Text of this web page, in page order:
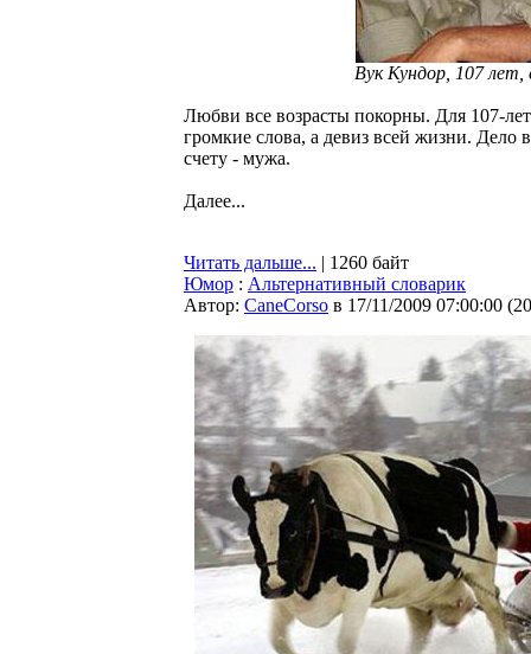
Вук Кундор, 107
Любви все возрасты покорны. Для 107-
громкие слова, а девиз всей жизни. Дело
счету - мужа.
Далее...
Читать дальше... | 1260 байт
Юмор : Альтернативный словарик
Автор: CaneCorso в 17/11/2009 07:00:00 (